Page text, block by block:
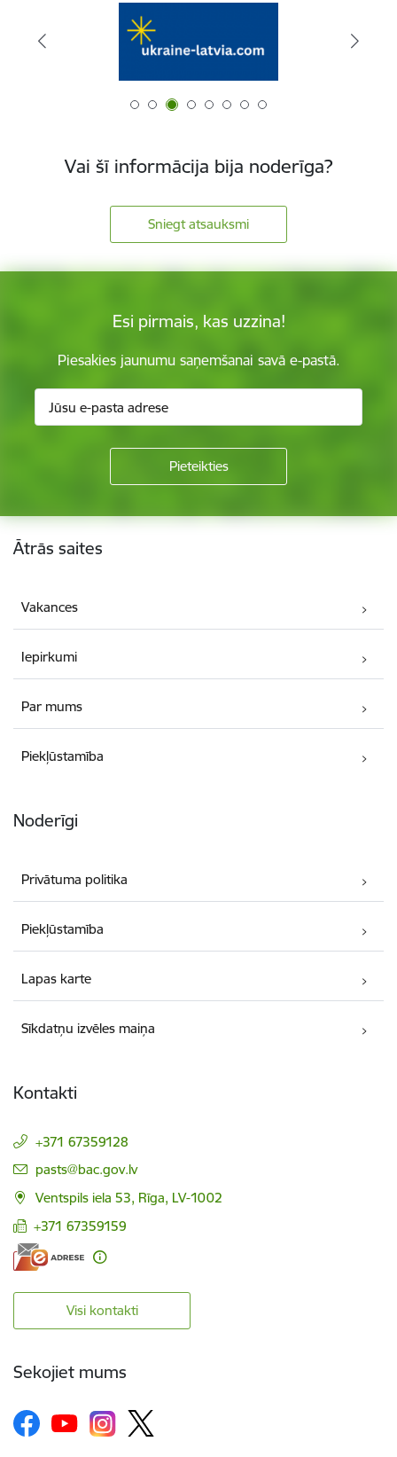
Vai šī informācija bija noderīga?
Sniegt atsauksmi
Esi pirmais, kas uzzina!
Piesakies jaunumu saņemšanai savā e-pastā.
Kājene
Ātrās saites
Vakances
Iepirkumi
Par mums
Piekļūstamība
Noderīgi
Privātuma politika
Piekļūstamība
Lapas karte
Sīkdatņu izvēles maiņa
Kontakti
+371 67359128
E-pasts:
pasts@bac.gov.lv
Ventspils iela 53, Rīga, LV-1002
+371 67359159
Visi kontakti
Sekojiet mums